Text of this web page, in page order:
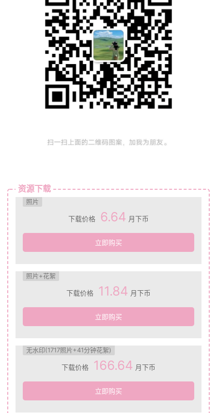
资源下载
照片
下载价格 6.64 月下币
立即购买
照片+花絮
下载价格 11.84 月下币
立即购买
无水印(1717照片+41分钟花絮)
下载价格 166.64 月下币
立即购买